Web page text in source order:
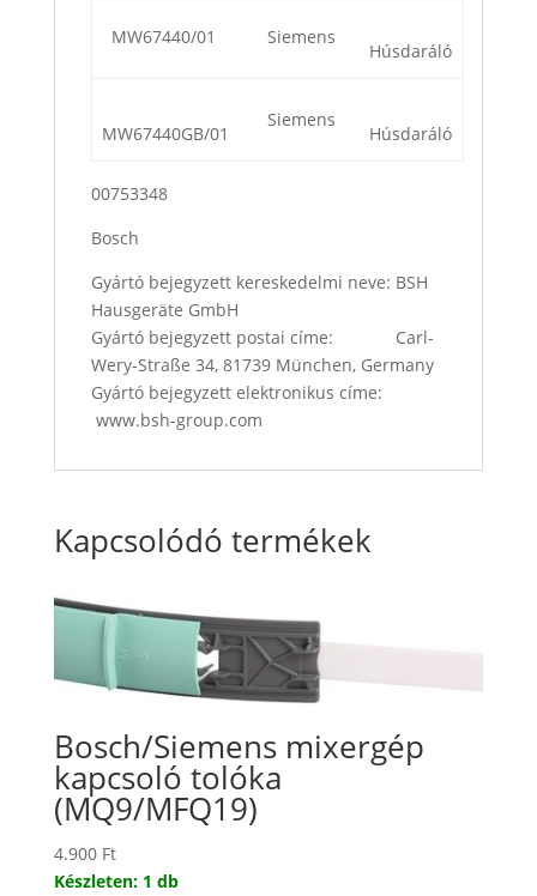
MW67440/01 Siemens
Húsdaráló
MW67440GB/01
Siemens
Húsdaráló
00753348
Bosch
Gyártó bejegyzett kereskedelmi neve: BSH
Hausgeräte GmbH
Gyártó bejegyzett postai címe: Carl-
Wery-Straße 34, 81739 München, Germany
Gyártó bejegyzett elektronikus címe:
www.bsh-group.com
Kapcsolódó termékek
Bosch/Siemens mixergép
kapcsoló tolóka
(MQ9/MFQ19)
4.900 Ft
Készleten: 1 db